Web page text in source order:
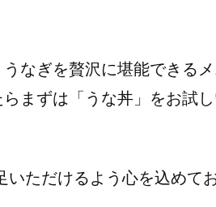
なぎを贅沢に堪能できるメ
まずは「うな丼」をお試
ただけるよう心を込めて